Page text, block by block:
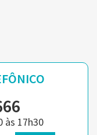
às 17h30